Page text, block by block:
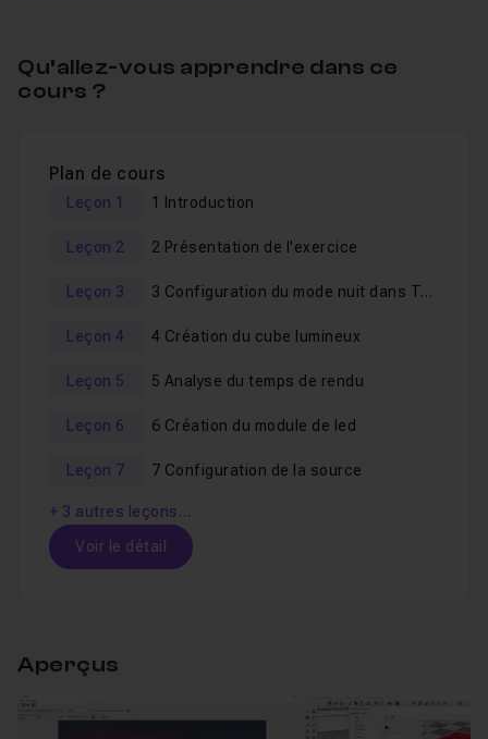
Bonne formation.
Qu’allez-vous apprendre dans ce
cours ?
Plan de cours
Leçon 1 1 Introduction
Leçon 2 2 Présentation de l'exercice
Leçon 3 3 Configuration du mode nuit dans Twilight Render
Leçon 4 4 Création du cube lumineux
Leçon 5 5 Analyse du temps de rendu
Leçon 6 6 Création du module de led
Leçon 7 7 Configuration de la source
+ 3 autres leçons…
Voir le détail
Aperçus